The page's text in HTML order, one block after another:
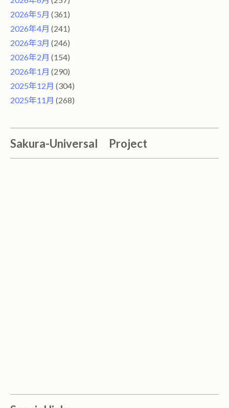
2026年5月 (361)
2026年4月 (241)
2026年3月 (246)
2026年2月 (154)
2026年1月 (290)
2025年12月 (304)
2025年11月 (268)
Sakura-Universal Project